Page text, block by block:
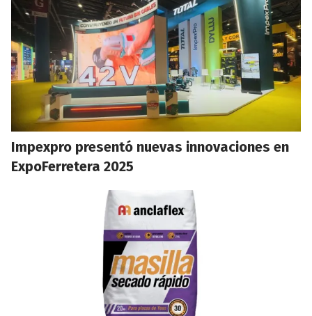
Impexpro presentó nuevas innovaciones en
ExpoFerretera 2025